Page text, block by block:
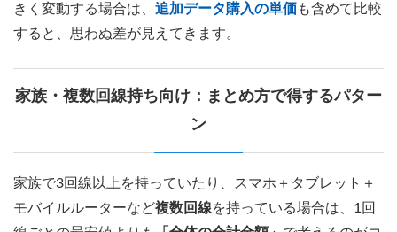
きく変動する場合は、 追加データ購入の単価 も含めて比較
すると、思わぬ差が見えてきます。
家族・複数回線持ち向け：まとめ方で得するパター
ン
家族で3回線以上を持っていたり、スマホ＋タブレット＋
モバイルルーターなど複数回線を持っている場合は、1回